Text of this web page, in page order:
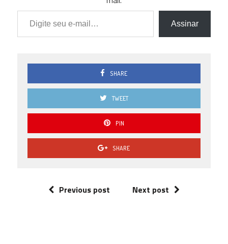
Digite seu e-mail…
Assinar
SHARE
TWEET
PIN
SHARE
Previous post Next post